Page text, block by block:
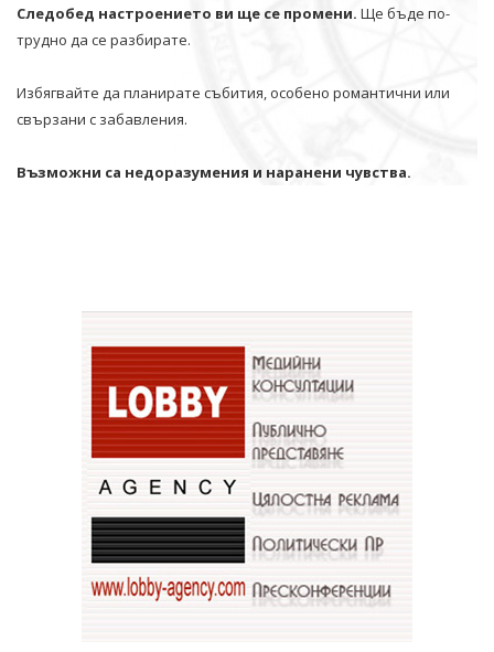
Следобед настроението ви ще се промени. Ще бъде по-
трудно да се разбирате.
Избягвайте да планирате събития, особено романтични или
свързани с забавления.
Възможни са недоразумения и наранени чувства.